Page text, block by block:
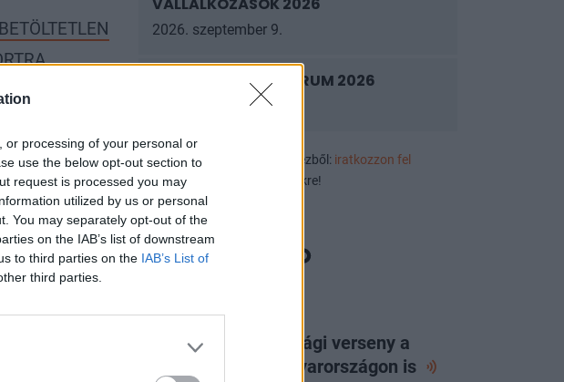
or processing of your personal or
use the below opt-out section to
request is processed you may
utilized by us or personal
You may separately opt-out of the
on the IAB’s list of downstream
to third parties on the IAB’s List of
third parties.
hatása:
munkát tudnak
körülbelül 3000
2026. szeptember 9.
PRIVATE HEALTH FORUM 2026
2026. szeptember 10.
Hírek, eseményajánlók első kézből: iratkozzon fel
exkluzív rendezvényértesítőnkre!
PORTFOLIO CHECKLIST
A következő gazdasági verseny a
vízért folyhat - Magyarországon is